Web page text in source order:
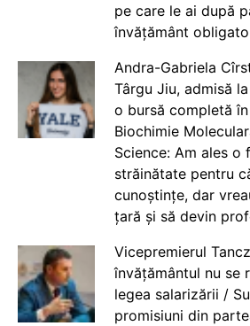
pe care le ai după
învățământ
Andra-Gabriela
Târgu Jiu, admisă
o bursă completă
Biochimie
Science: Am ales o
străinătate pentru
cunoștințe, dar
țară și să devin
Vicepremierul
învățământul nu se
legea salarizării /
promisiuni din